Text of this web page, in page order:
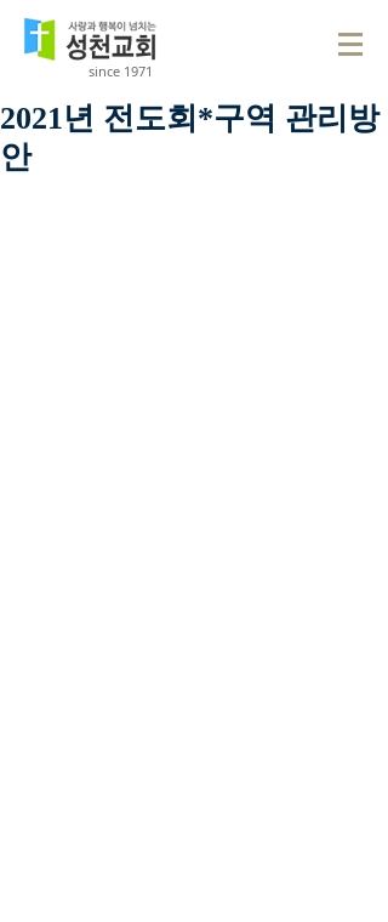
since 1971
2021년 전도회*구역 관리방
안